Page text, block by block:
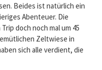
Beides ist natürlich ein
Abenteuer. Die
doch noch mal um 45
Zeltwiese in
sich alle verdient, die